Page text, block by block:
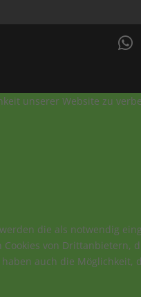
unserer Website zu
die als notwendig
von Drittanbietern,
auch die Möglichkeit,